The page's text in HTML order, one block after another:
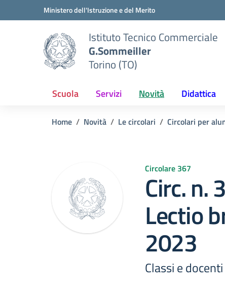
Vai ai contenuti
Vai al menu di navigazioneMinistero dell'Istruzione e del Merito
Istituto Tecnico Commerciale
G.Sommeiller
Torino (TO)
Scuola Servizi Novità Didattica
Home Novità Le circolari Circolari per
Circolare 367
Circ. n.
Lectio
2023
Classi e